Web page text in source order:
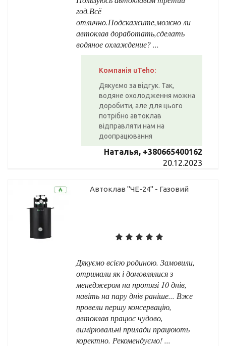
год.Всё
отлично.Подскажите,можно ли
автоклав доработать,сделать
водяное охлаждение? ...
Компанія uTeho:
Дякуємо за відгук. Так,
водяне охолодження можна
доробити, але для цього
потрібно автоклав
відправляти нам на
доопрацювання
Наталья, +380665400162
20.12.2023
Автоклав "ЧЕ-24" - Газовий
Дякуємо всією родиною. Замовили,
отримали як і домовлялися з
менеджером на протязі 10 днів,
навіть на пару днів раніше... Вже
провели першу консервацію,
автоклав працює чудово,
вимірювальні прилади працюють
коректно. Рекомендуємо! ...